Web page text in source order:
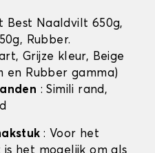
Best Naaldvilt 650g,
Rubber.
Grijze kleur, Beige
en Rubber gamma)
: Simili rand,
: Voor het